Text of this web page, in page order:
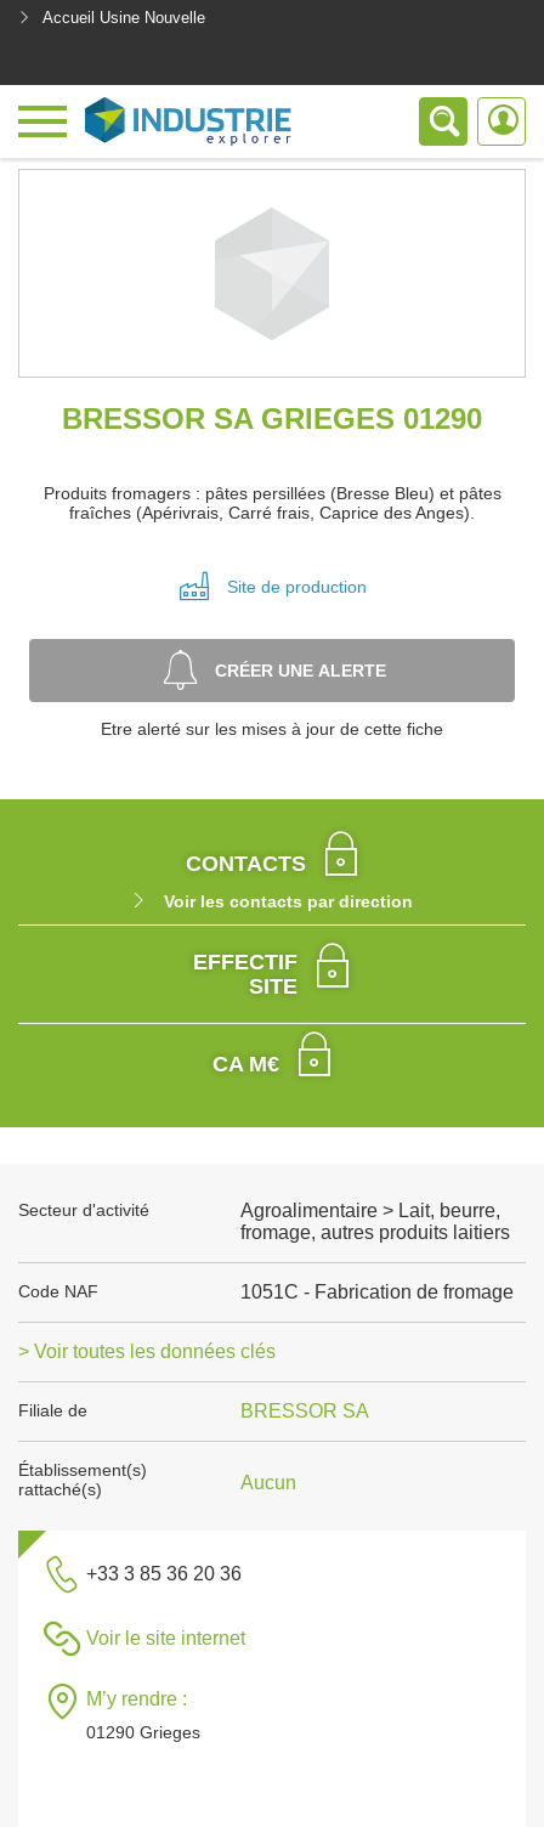
Accueil Usine Nouvelle
BRESSOR SA GRIEGES 01290
Produits fromagers : pâtes persillées (Bresse Bleu) et pâtes
fraîches (Apérivrais, Carré frais, Caprice des Anges).
Site de production
CRÉER UNE ALERTE
Etre alerté sur les mises à jour de cette fiche
CONTACTS
Voir les contacts par direction
EFFECTIF
SITE
CA M€
Secteur d'activité
Agroalimentaire > Lait, beurre,
fromage, autres produits laitiers
Code NAF 1051C - Fabrication de fromage
> Voir toutes les données clés
Filiale de BRESSOR SA
Établissement(s)
rattaché(s)
Aucun
+33 3 85 36 20 36
Voir le site internet
M’y rendre :
01290 Grieges